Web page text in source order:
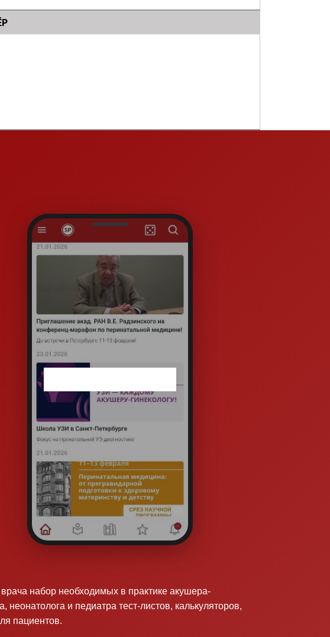
врача набор необходимых в практике акушера-
неонатолога и педиатра тест-листов, калькуляторов,
пациентов.